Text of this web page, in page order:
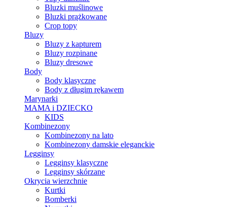
Bluzki muślinowe
Bluzki prążkowane
Crop topy
Bluzy
Bluzy z kapturem
Bluzy rozpinane
Bluzy dresowe
Body
Body klasyczne
Body z długim rękawem
Marynarki
MAMA i DZIECKO
KIDS
Kombinezony
Kombinezony na lato
Kombinezony damskie eleganckie
Legginsy
Legginsy klasyczne
Legginsy skórzane
Okrycia wierzchnie
Kurtki
Bomberki